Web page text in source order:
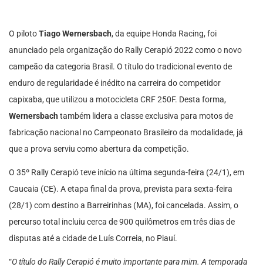
O pilotoTiago Wernersbach, da equipe Honda Racing, foi
anunciado pela organização do Rally Cerapió 2022 como o novo
campeão da categoria Brasil. O título do tradicional evento de
enduro de regularidade é inédito na carreira do competidor
capixaba, que utilizou a motocicleta CRF 250F. Desta forma,
Wernersbach também lidera a classe exclusiva para motos de
fabricação nacional no Campeonato Brasileiro da modalidade, já
que a prova serviu como abertura da competição.
O 35º Rally Cerapió teve início na última segunda-feira (24/1), em
Caucaia (CE). A etapa final da prova, prevista para sexta-feira
(28/1) com destino a Barreirinhas (MA), foi cancelada. Assim, o
percurso total incluiu cerca de 900 quilômetros em três dias de
disputas até a cidade de Luís Correia, no Piauí.
“O título do Rally Cerapió é muito importante para mim. A temporada